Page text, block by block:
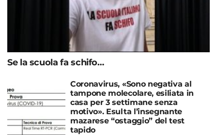
Se la scuola fa schifo…
Coronavirus, «Sono negativa al
tampone molecolare, esiliata in
casa per 3 settimane senza
motivo». Esulta l’insegnante
mazarese “ostaggio” del test
tapido